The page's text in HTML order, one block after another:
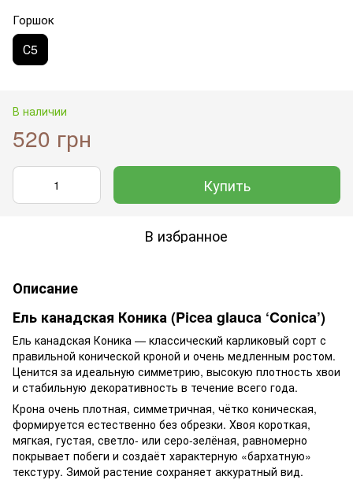
Горшок
С5
В наличии
520 грн
Купить
В избранное
Описание
Ель канадская Коника (Picea glauca ‘Conica’)
Ель канадская Коника — классический карликовый сорт с
правильной конической кроной и очень медленным ростом.
Ценится за идеальную симметрию, высокую плотность хвои
и стабильную декоративность в течение всего года.
Крона очень плотная, симметричная, чётко коническая,
формируется естественно без обрезки. Хвоя короткая,
мягкая, густая, светло- или серо-зелёная, равномерно
покрывает побеги и создаёт характерную «бархатную»
текстуру. Зимой растение сохраняет аккуратный вид.